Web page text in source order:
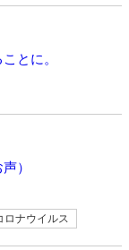
とに。
）
ロナウイルス